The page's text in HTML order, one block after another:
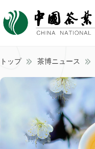
トップ 茶博ニュース